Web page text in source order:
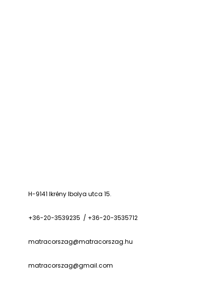
H-9141 Ikrény Ibolya utca 15.
+36-20-3539235 / +36-20-3535712
matracorszag@matracorszag.hu
matracorszag@gmail.com